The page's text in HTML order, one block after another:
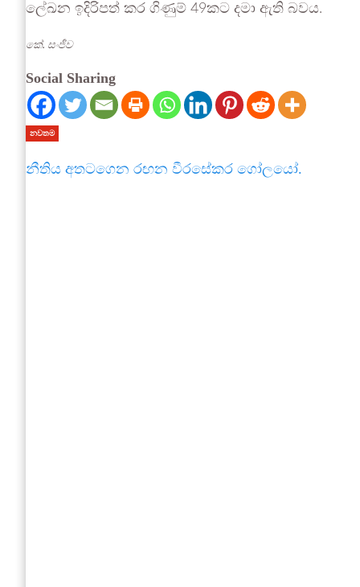
ලේඛන ඉදිරිපත් කර ගිණුම් 49කට දමා ඇති බවය.
කේ. සංජීව
Social Sharing
නවතම
නීතිය අතටගෙන රඟන වීරසේකර ගෝලයෝ.